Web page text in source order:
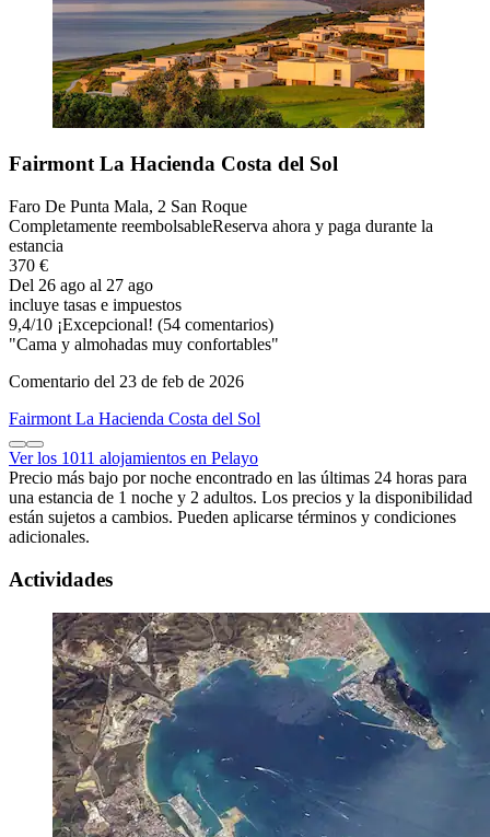
Fairmont La Hacienda Costa del Sol
Faro De Punta Mala, 2 San Roque
Completamente reembolsableReserva ahora y paga durante la
estancia
370 €
Del 26 ago al 27 ago
incluye tasas e impuestos
9,4/10 ¡Excepcional! (54 comentarios)
"Cama y almohadas muy confortables"
Comentario del 23 de feb de 2026
Fairmont La Hacienda Costa del Sol
Ver los 1011 alojamientos en Pelayo
Precio más bajo por noche encontrado en las últimas 24 horas para
una estancia de 1 noche y 2 adultos. Los precios y la disponibilidad
están sujetos a cambios. Pueden aplicarse términos y condiciones
adicionales.
Actividades